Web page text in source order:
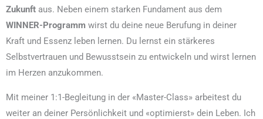
Zukunft aus. Neben einem starken Fundament aus dem
WINNER-Programm wirst du deine neue Berufung in deiner
Kraft und Essenz leben lernen. Du lernst ein stärkeres
Selbstvertrauen und Bewusstsein zu entwickeln und wirst lernen
im Herzen anzukommen.
Mit meiner 1:1-Begleitung in der «Master-Class» arbeitest du
weiter an deiner Persönlichkeit und «optimierst» dein Leben. Ich